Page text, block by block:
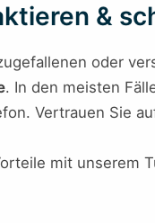
&
oder
. In den meisten
Vertrauen Sie
mit unserem